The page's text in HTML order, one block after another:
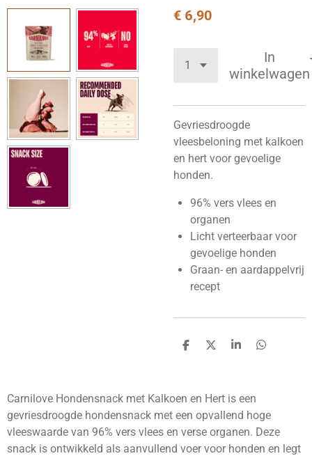
€ 6,90
In
winkelwagen
Gevriesdroogde
vleesbeloning met kalkoen
en hert voor gevoelige
honden.
96% vers vlees en
organen
Licht verteerbaar voor
gevoelige honden
Graan- en aardappelvrij
recept
D
n
D
S
e
D
Carnilove Hondensnack met Kalkoen en Hert is een
gevriesdroogde hondensnack met een opvallend hoge
vleeswaarde van 96% vers vlees en verse organen. Deze
snack is ontwikkeld als aanvullend voer voor honden en legt